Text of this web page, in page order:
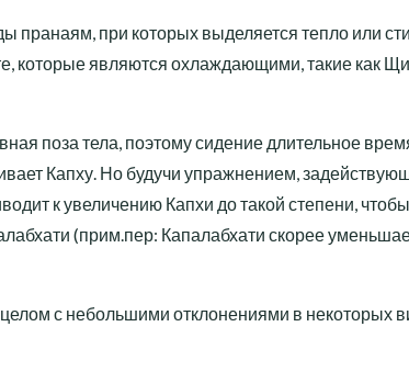
пранаям, при которых выделяется тепло или
которые являются охлаждающими, такие как
поза тела, поэтому сидение длительное
Капху. Но будучи упражнением,
к увеличению Капхи до такой степени,
(прим.пер: Капалабхати скорее
с небольшими отклонениями в некоторых